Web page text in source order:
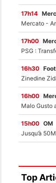
17h14
17h00
16h30
16h00
15h00 OM
Top